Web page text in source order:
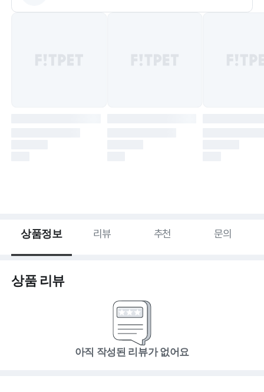
상품정보 리뷰 추천 문의
상품 리뷰
아직 작성된 리뷰가 없어요